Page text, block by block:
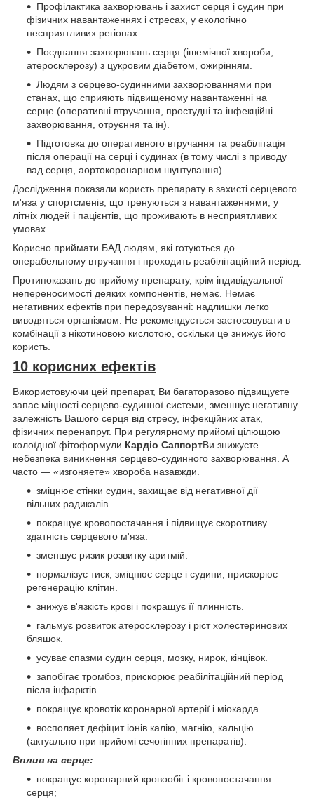
Профілактика захворювань і захист серця і судин при
фізичних навантаженнях і стресах, у екологічно
несприятливих регіонах.
Поєднання захворювань серця (ішемічної хвороби,
атеросклерозу) з цукровим діабетом, ожирінням.
Людям з серцево-судинними захворюваннями при
станах, що сприяють підвищеному навантаженні на
серце (оперативні втручання, простудні та інфекційні
захворювання, отруєння та ін).
Підготовка до оперативного втручання та реабілітація
після операції на серці і судинах (в тому числі з приводу
вад серця, аортокоронарном шунтування).
Дослідження показали користь препарату в захисті серцевого
м'яза у спортсменів, що тренуються з навантаженнями, у
літніх людей і пацієнтів, що проживають в несприятливих
умовах.
Корисно приймати БАД людям, які готуються до
операбельному втручання і проходить реабілітаційний період.
Протипоказань до прийому препарату, крім індивідуальної
непереносимості деяких компонентів, немає. Немає
негативних ефектів при передозуванні: надлишки легко
виводяться організмом. Не рекомендується застосовувати в
комбінації з нікотиновою кислотою, оскільки це знижує його
користь.
10 корисних ефектів
Використовуючи цей препарат, Ви багаторазово підвищуєте
запас міцності серцево-судинної системи, зменшує негативну
залежність Вашого серця від стресу, інфекційних атак,
фізичних перенапруг. При регулярному прийомі цілющою
колоїдної фітоформули Кардіо СаппортВи знижуєте
небезпека виникнення серцево-судинного захворювання. А
часто — «изгоняете» хвороба назавжди.
зміцнює стінки судин, захищає від негативної дії
вільних радикалів.
покращує кровопостачання і підвищує скоротливу
здатність серцевого м'яза.
зменшує ризик розвитку аритмій.
нормалізує тиск, зміцнює серце і судини, прискорює
регенерацію клітин.
знижує в'язкість крові і покращує її плинність.
гальмує розвиток атеросклерозу і ріст холестеринових
бляшок.
усуває спазми судин серця, мозку, нирок, кінцівок.
запобігає тромбоз, прискорює реабілітаційний період
після інфарктів.
покращує кровотік коронарної артерії і міокарда.
восполяет дефіцит іонів калію, магнію, кальцію
(актуально при прийомі сечогінних препаратів).
Вплив на серце:
покращує коронарний кровообіг і кровопостачання
серця;